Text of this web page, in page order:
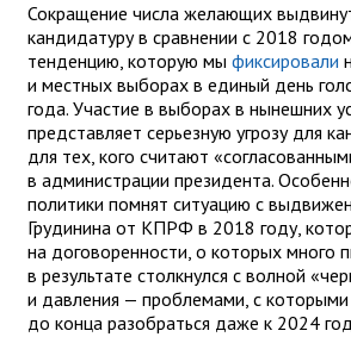
Сокращение числа желающих
кандидатуру в сравнении с 2018
тенденцию, которую мы фиксировали
и местных выборах в единый день
года. Участие в выборах в нынешних
представляет серьезную угрозу для
для тех, кого считают
в администрации президента.
политики помнят ситуацию с
Грудинина от КПРФ в 2018 году,
на договоренности, о которых много
в результате столкнулся с волной
и давления — проблемами, с которыми
до конца разобраться даже к 2024